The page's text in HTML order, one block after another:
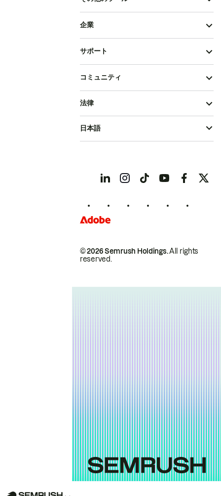
企業
サポート
コミュニティ
© 2026 Semrush Holdings.All rights
reserved.
法律
日本語